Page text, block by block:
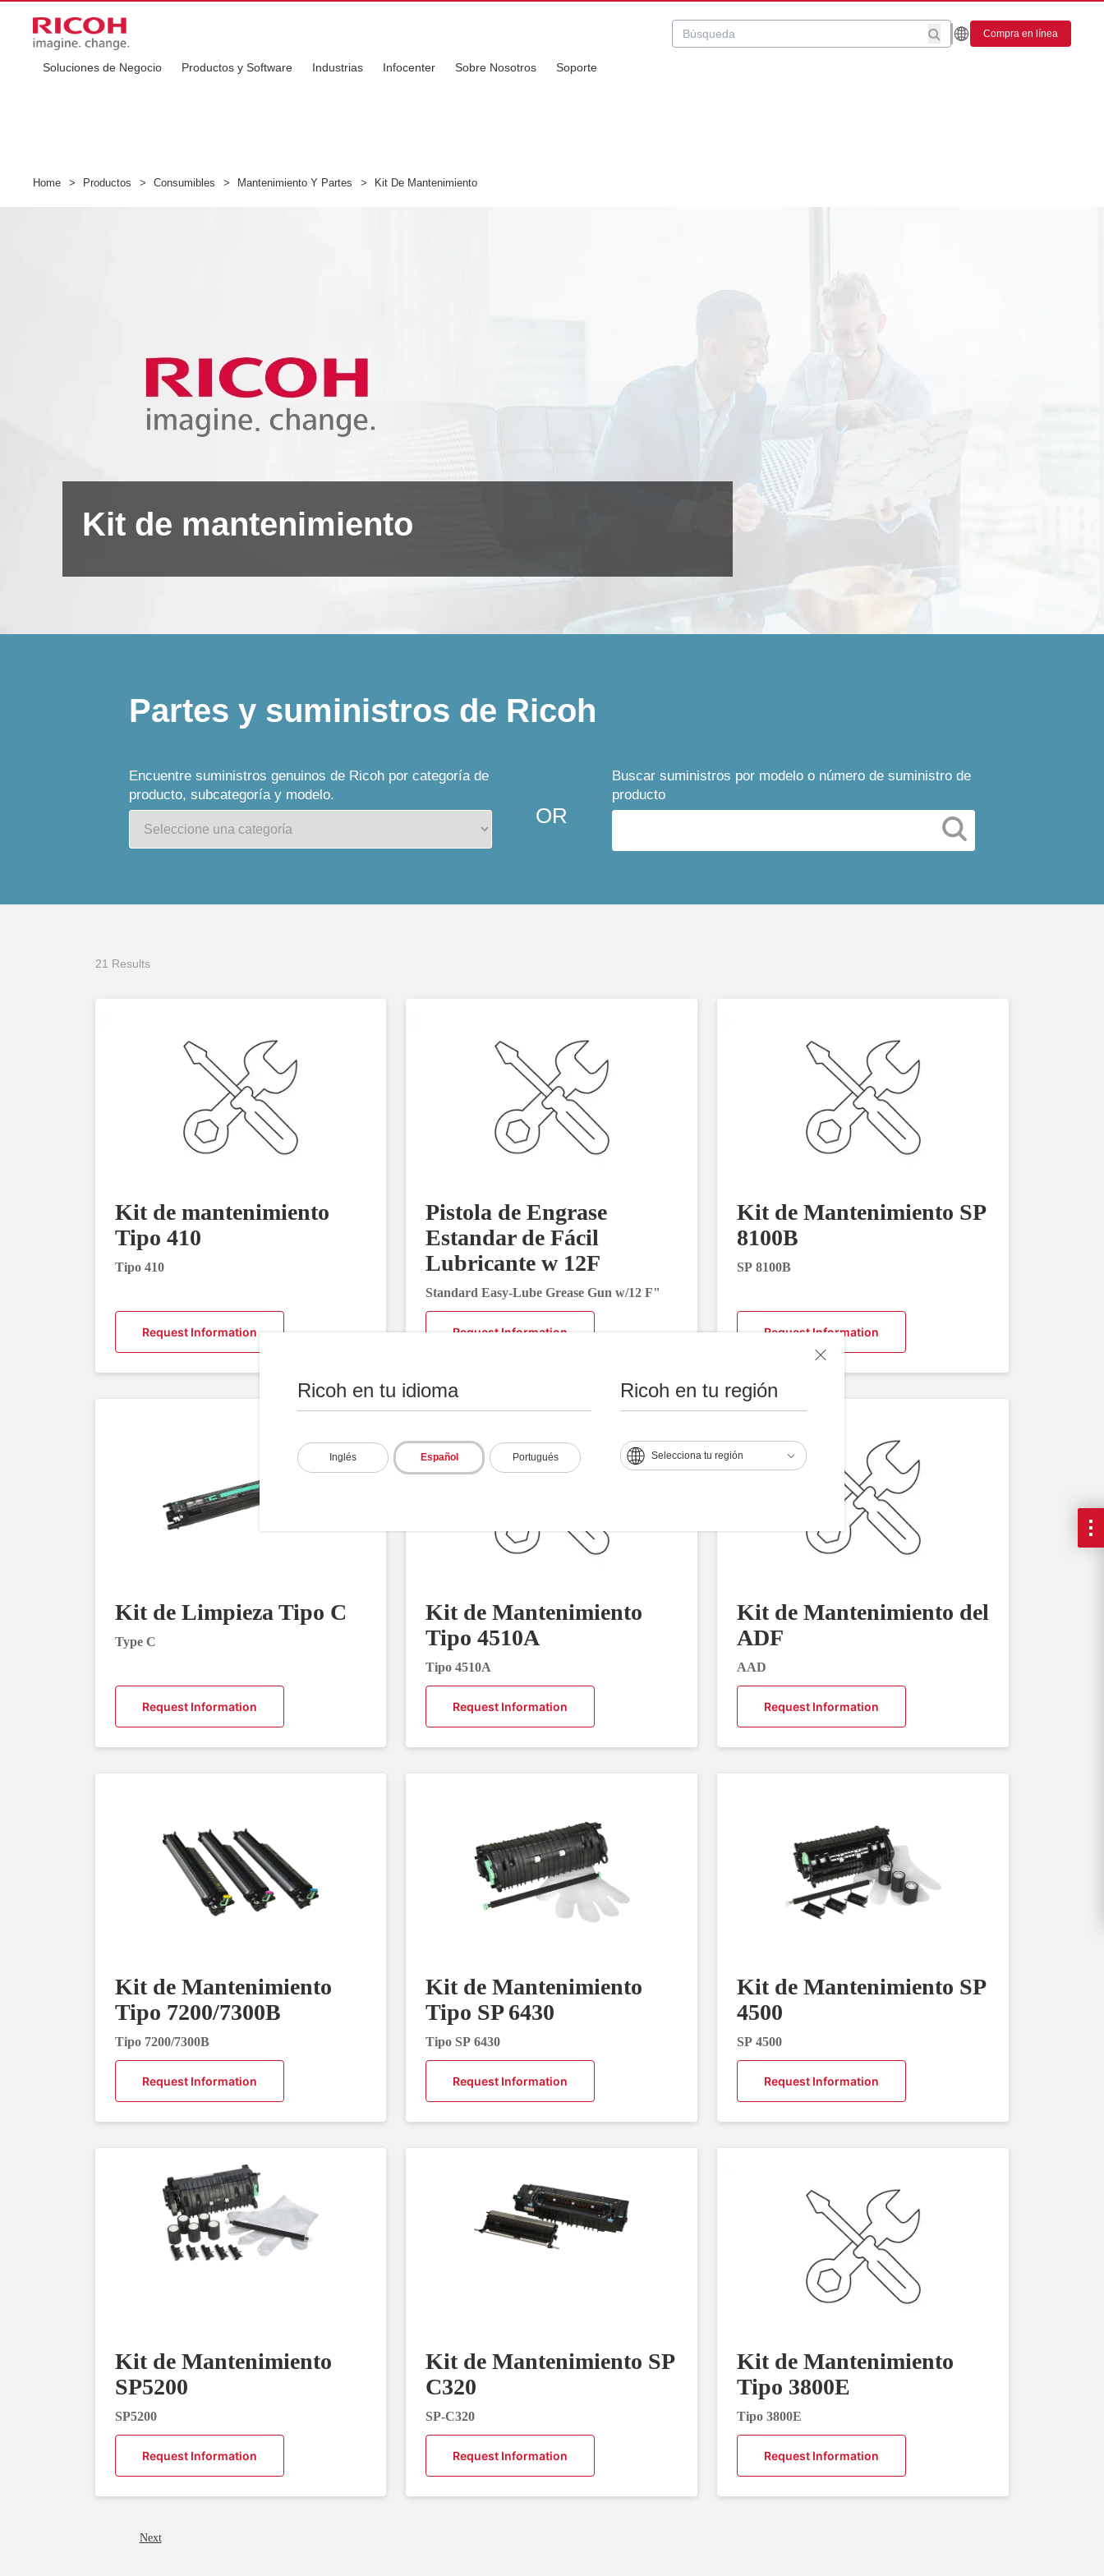
Ricoh en tu idioma
Inglés Español Portugués
Ricoh en tu región
Selecciona tu región
Compra en línea
Soluciones de Negocio Productos y Software Industrias Infocenter Sobre Nosotros Soporte
Home > Productos > Consumibles > Mantenimiento Y Partes > Kit De Mantenimiento
Kit de mantenimiento
Partes y suministros de Ricoh
Encuentre suministros genuinos de Ricoh por categoría de
producto, subcategoría y modelo.
OR
Buscar suministros por modelo o número de suministro de
producto
21 Results
Kit de mantenimiento
Tipo 410
Tipo 410
Request Information
Pistola de Engrase
Estandar de Fácil
Lubricante w 12F
Standard Easy-Lube Grease Gun w/12 F"
Request Information
Kit de Mantenimiento SP
8100B
SP 8100B
Request Information
Kit de Limpieza Tipo C
Type C
Request Information
Kit de Mantenimiento
Tipo 4510A
Tipo 4510A
Request Information
Kit de Mantenimiento del
ADF
AAD
Request Information
Kit de Mantenimiento
Tipo 7200/7300B
Tipo 7200/7300B
Request Information
Kit de Mantenimiento
Tipo SP 6430
Tipo SP 6430
Request Information
Kit de Mantenimiento SP
4500
SP 4500
Request Information
Kit de Mantenimiento
SP5200
SP5200
Request Information
Kit de Mantenimiento SP
C320
SP-C320
Request Information
Kit de Mantenimiento
Tipo 3800E
Tipo 3800E
Request Information
Next